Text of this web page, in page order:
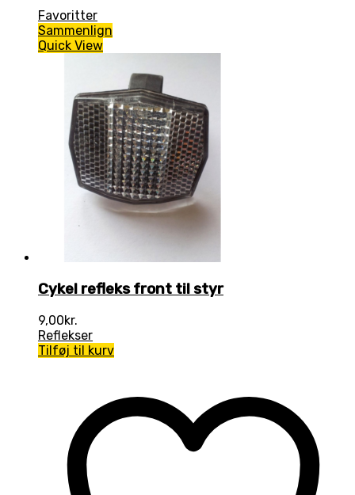
Favoritter
Sammenlign
Quick View
Cykel refleks front til styr
9,00kr.
Reflekser
Tilføj til kurv